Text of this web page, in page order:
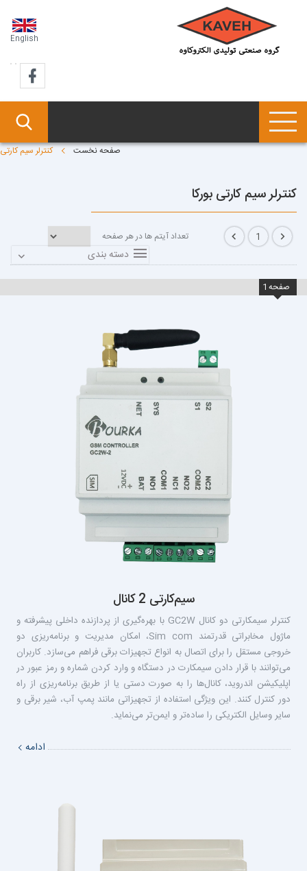
English
صفحه نخست کنترلر سیم کارتی
کنترلر سیم کارتی بورکا
1 تعداد آیتم ها در هر صفحه
دسته بندی
صفحه 1
سیم‌کارتی 2 کانال
کنترلر سیمکارتی دو کانال GC2W با بهره‌گیری از پردازنده داخلی پیشرفته و
ماژول مخابراتی قدرتمند Sim com، امکان مدیریت و برنامه‌ریزی دو
خروجی مستقل را برای اتصال به انواع تجهیزات برقی فراهم می‌سازد. کاربران
می‌توانند با قرار دادن سیمکارت در دستگاه و وارد کردن شماره و رمز عبور در
اپلیکیشن اندروید، کانال‌ها را به صورت دستی یا از طریق برنامه‌ریزی از راه
دور کنترل کنند. این ویژگی استفاده از تجهیزاتی مانند پمپ آب، شیر برقی و
سایر وسایل الکتریکی را ساده‌تر و ایمن‌تر می‌نماید.
ادامه